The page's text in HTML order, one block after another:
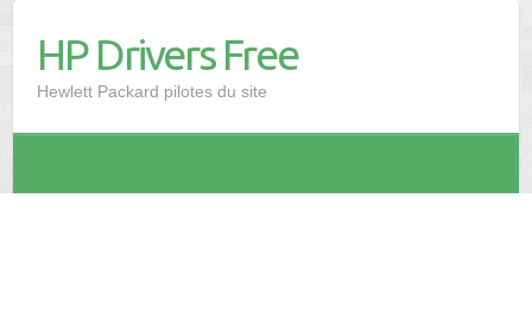
HP Drivers Free
Hewlett Packard pilotes du site